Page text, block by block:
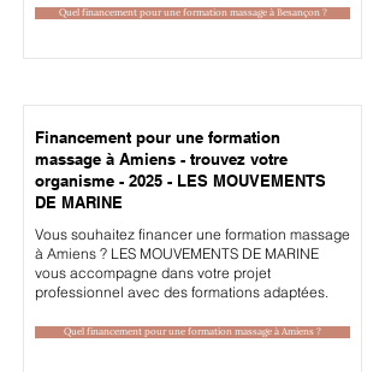
Quel financement pour une formation massage à Besançon ?
Financement pour une formation
massage à Amiens - trouvez votre
organisme - 2025 - LES MOUVEMENTS
DE MARINE
Vous souhaitez financer une formation massage
à Amiens ? LES MOUVEMENTS DE MARINE
vous accompagne dans votre projet
professionnel avec des formations adaptées.
Quel financement pour une formation massage à Amiens ?